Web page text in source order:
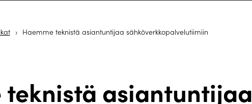
› Haemme teknistä asiantuntijaa sähköverkkopalvelutiimiin
teknistä asiantuntijaa